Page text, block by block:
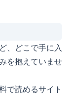
、どこで手に入
を抱えていませ
で読めるサイト